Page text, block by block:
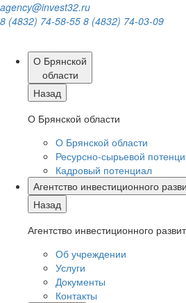
agency@invest32.ru
8 (4832) 74-58-55 8 (4832) 74-03-09
О Брянской
области
Назад
О Брянской области
О Брянской области
Ресурсно-сырьевой
Кадровый потенциал
Агентство инвестиционного
Назад
Агентство инвестиционного
Об учреждении
Услуги
Документы
Контакты